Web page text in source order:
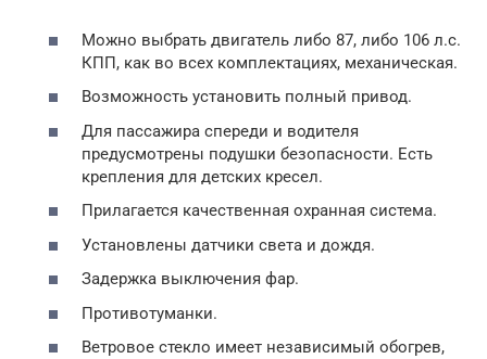
Можно выбрать двигатель либо 87, либо 106 л.с.
КПП, как во всех комплектациях, механическая.
Возможность установить полный привод.
Для пассажира спереди и водителя
предусмотрены подушки безопасности. Есть
крепления для детских кресел.
Прилагается качественная охранная система.
Установлены датчики света и дождя.
Задержка выключения фар.
Противотуманки.
Ветровое стекло имеет независимый обогрев,